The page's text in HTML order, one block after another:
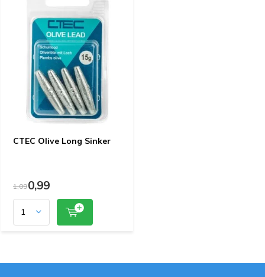
CTEC Olive Long Sinker
1,090,99